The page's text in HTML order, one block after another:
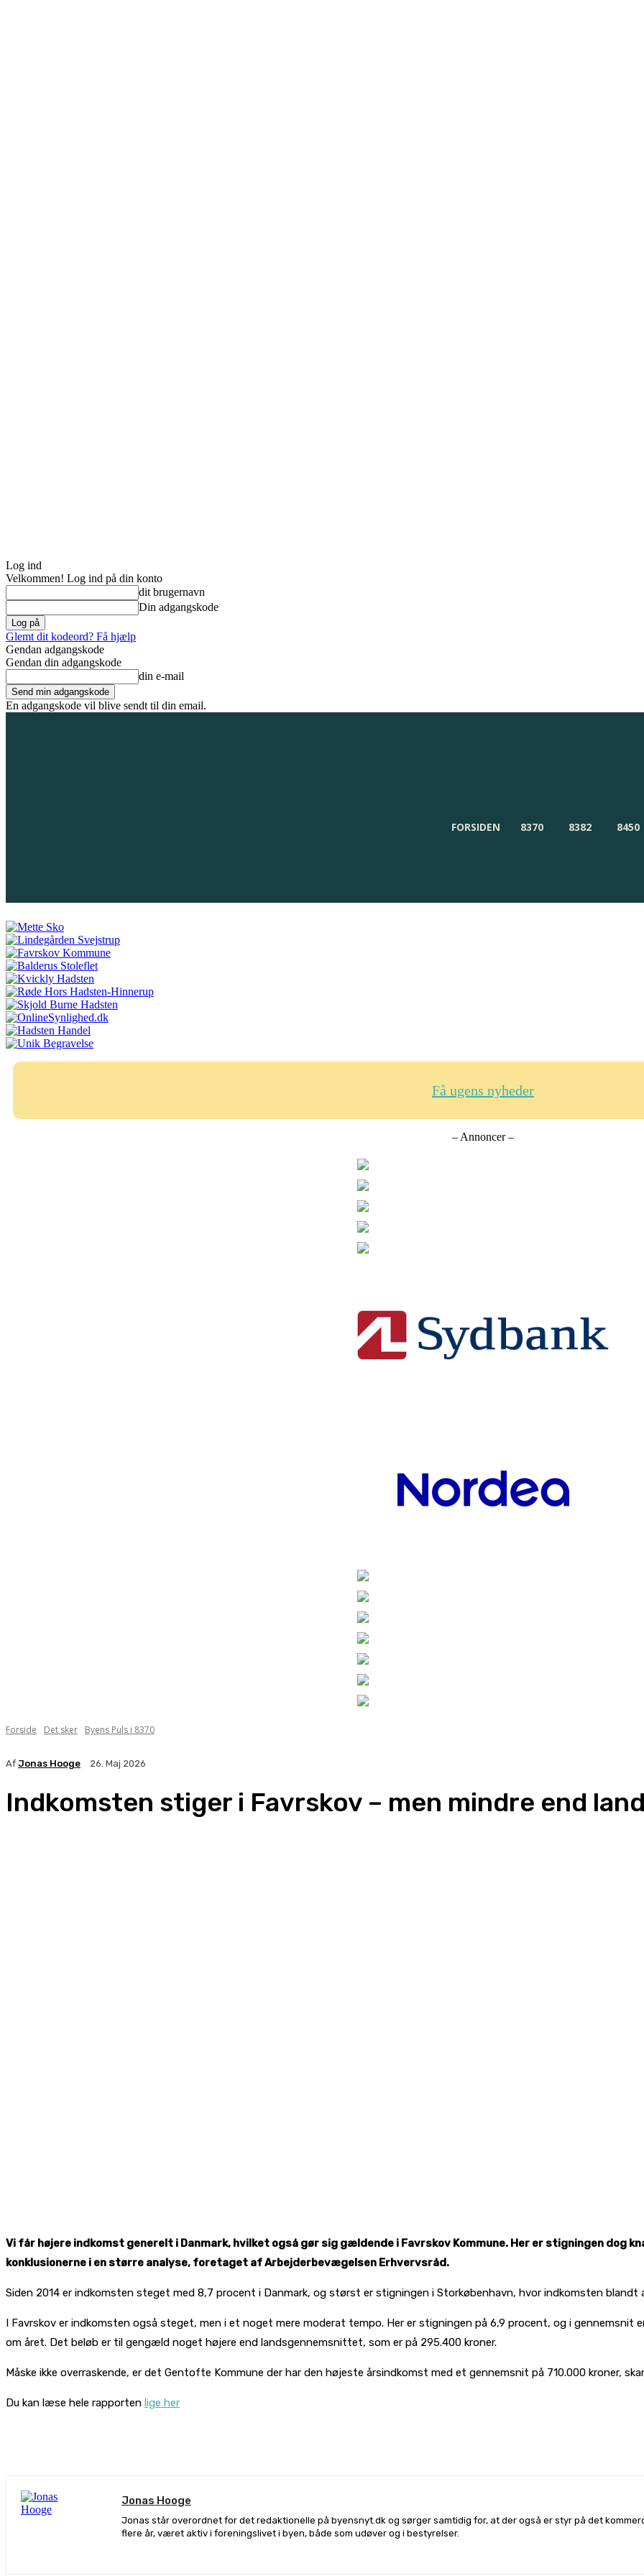
Log ind
Velkommen! Log ind på din konto
dit brugernavn
Din adgangskode
Glemt dit kodeord? Få hjælp
Gendan adgangskode
Gendan din adgangskode
din e-mail
En adgangskode vil blive sendt til din email.
FORSIDEN 8370 8382 8450
Få ugens nyheder
– Annoncer –
Forside Det sker Byens Puls i 8370
Af Jonas Hooge 26. Maj 2026
Indkomsten stiger i Favrskov – men mindre end
Vi får højere indkomst generelt i Danmark, hvilket også gør sig gældende i Favrskov Kommune. Her er stigningen dog
konklusionerne i en større analyse, foretaget af Arbejderbevægelsen Erhvervsråd.
Siden 2014 er indkomsten steget med 8,7 procent i Danmark, og størst er stigningen i Storkøbenhavn, hvor indkomsten
I Favrskov er indkomsten også steget, men i et noget mere moderat tempo. Her er stigningen på 6,9 procent, og i gennemsnit
om året. Det beløb er til gengæld noget højere end landsgennemsnittet, som er på 295.400 kroner.
Måske ikke overraskende, er det Gentofte Kommune der har den højeste årsindkomst med et gennemsnit på 710.000 kroner,
Du kan læse hele rapporten lige her
Jonas Hooge
Jonas står overordnet for det redaktionelle på byensnyt.dk og sørger samtidig for, at der også er styr på det
flere år, været aktiv i foreningslivet i byen, både som udøver og i bestyrelser.